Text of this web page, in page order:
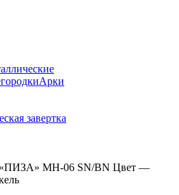
Арки
завертка
MH-06 SN/BN Цвет —